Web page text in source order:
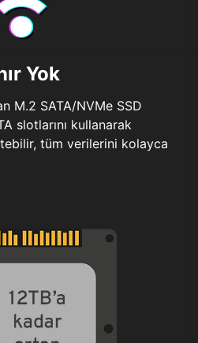
Yok
M.2 SATA/NVMe SSD
slotlarını kullanarak
tüm verilerini kolayca